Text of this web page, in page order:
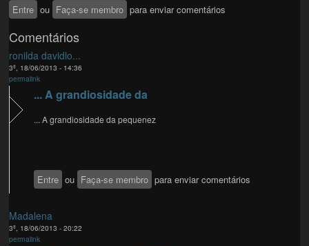
Entre ou Faça-se membro para enviar comentários
Comentários
ronilda davidlo...
3ª, 18/06/2013 - 14:36
permalink
... A grandiosidade da
... A grandiosidade da pequenez
Entre ou Faça-se membro para enviar comentários
Madalena
3ª, 18/06/2013 - 20:22
permalink